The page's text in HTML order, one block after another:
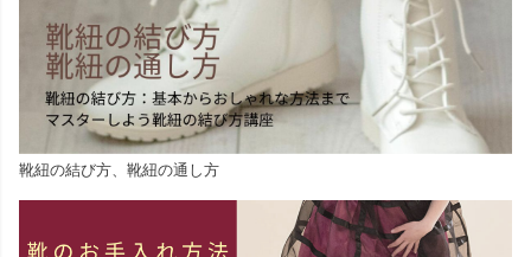
靴紐の結び方、靴紐の通し方